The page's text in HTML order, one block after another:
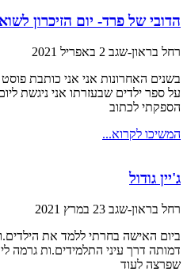
הדובי של פרד- יום הזיכרון
רחל בראון-שגב 2 באפריל 2021
בשנים האחרונות אני אני כותבת
על ספר ילדים שבעזרתו אני ניגשת
הספקתי לכתוב
המשיכו לקרוא...
ג'יין גודול
רחל בראון-שגב 23 במרץ 2021
ביום האישה בחרתי ללמד את
דמותה דרך עיני התלמידים.ות גרמה
שפרצה לעוד